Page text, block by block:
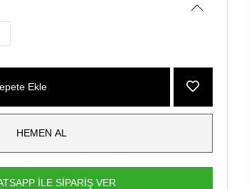
Ekle
HEMEN AL
İLE SİPARİŞ VER